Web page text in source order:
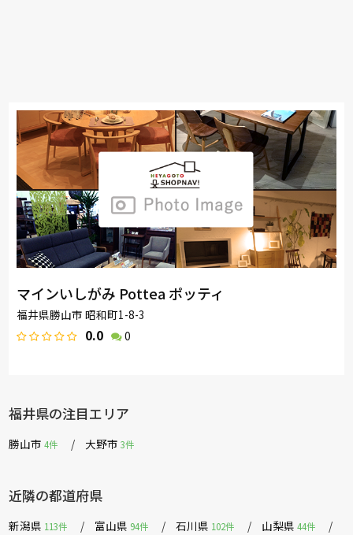
マインいしがみ Pottea ポッティ
福井県勝山市 昭和町1-8-3
0.0 0
福井県の注目エリア
勝山市4件 大野市3件
近隣の都道府県
新潟県 113件 富山県 94件 石川県 102件 山梨県44件